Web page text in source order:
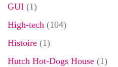
GUI (1)
High-tech (104)
Histoire (1)
Hutch Hot-Dogs House (1)